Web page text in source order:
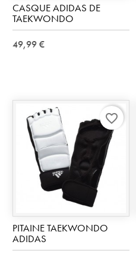
CASQUE ADIDAS DE
TAEKWONDO
49,99 €
PITAINE TAEKWONDO
ADIDAS
favorite_border